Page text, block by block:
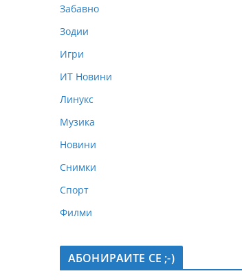
Забавно
Зодии
Игри
ИТ Новини
Линукс
Музика
Новини
Снимки
Спорт
Филми
АБОНИРАИТЕ СЕ ;-)